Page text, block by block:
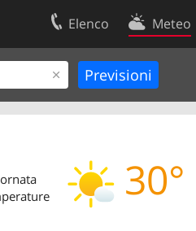
Elenco Meteo
30°
Contatti
Condizioni d’uso